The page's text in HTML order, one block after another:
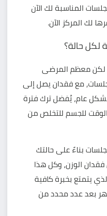
المناسبة لك الآن
لك المركز الآن.
لكل حالة؟
لكن معظم المرضى
تحسنًا بعد 3 إلى 6 جلسات، مع فقدان يصل إلى
عام، يُفضل ترك فترة
الوقت للجسم للتخلص من
بناءً على حالتك
الوزن، وكل هذا
يتمتع بخبرة كافية
بعد عدد محدد من